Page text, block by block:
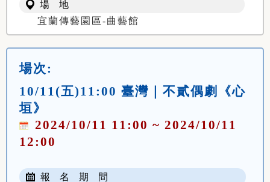
場 地
宜蘭傳藝園區-曲藝館
場次:
10/11(五)11:00 臺灣｜不貳偶劇《心
垣》
2024/10/11 11:00 ~ 2024/10/11
12:00
報 名 期 間